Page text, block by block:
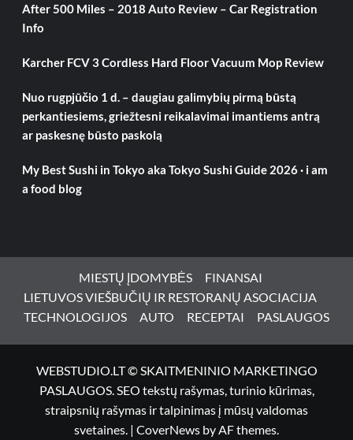
After 500 Miles – 2018 Auto Review – Car Registration
Info
Karcher FCV 3 Cordless Hard Floor Vacuum Mop Review
Nuo rugpjūčio 1 d. – daugiau galimybių pirmą būstą
perkantiesiems, griežtesni reikalavimai imantiems antrą
ar paskesnę būsto paskolą
My Best Sushi in Tokyo aka Tokyo Sushi Guide 2026 · i am
a food blog
MIESTŲ ĮDOMYBĖS
FINANSAI
LIETUVOS VIEŠBUČIŲ IR RESTORANŲ ASOCIACIJA
TECHNOLOGIJOS
AUTO RECEPTAI PASLAUGOS
WEBSTUDIO.LT © SKAITMENINIO MARKETINGO
PASLAUGOS. SEO tekstų rašymas, turinio kūrimas,
straipsnių rašymas ir talpinimas į mūsų valdomas
svetaines. | CoverNews by AF themes.